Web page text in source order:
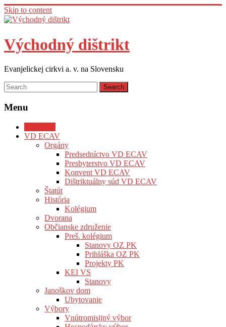
Skip to content
Východný dištrikt
Evanjelickej cirkvi a. v. na Slovensku
Menu
VD ECAV
Orgány
Predsedníctvo VD ECAV
Presbyterstvo VD ECAV
Konvent VD ECAV
Dištriktuálny súd VD ECAV
Štatút
História
Kolégium
Dvorana
Občianske združenie
Preš. kolégium
Stanovy OZ PK
Prihláška OZ PK
Projekty PK
KEI VS
Stanovy
Janoškov dom
Ubytovanie
Výbory
Vnútromisijný výbor